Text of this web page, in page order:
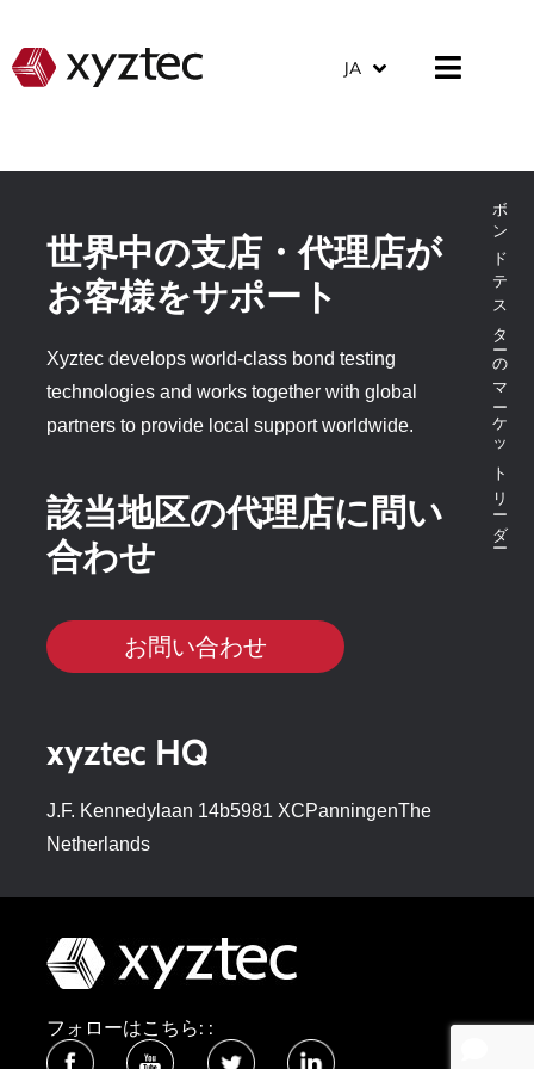
JA
ボンドテスターのマーケットリーダー
世界中の支店・代理店が
お客様をサポート
Xyztec develops world-class bond testing
technologies and works together with global
partners to provide local support worldwide.
該当地区の代理店に問い
合わせ
お問い合わせ
xyztec HQ
J.F. Kennedylaan 14b5981 XCPanningenThe
Netherlands
フォローはこちら: :